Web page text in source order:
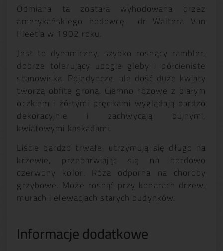
Odmiana ta została wyhodowana przez
amerykańskiego hodowcę dr Waltera Van
Fleet’a w 1902 roku.
Jest to dynamiczny, szybko rosnący rambler,
dobrze tolerujący ubogie gleby i półcieniste
stanowiska. Pojedyncze, ale dość duże kwiaty
tworzą obfite grona. Ciemno różowe z białym
oczkiem i żółtymi pręcikami wyglądają bardzo
dekoracyjnie i zachwycają bujnymi,
kwiatowymi kaskadami.
Liście bardzo trwałe, utrzymują się długo na
krzewie, przebarwiając się na bordowo
czerwony kolor. Róża odporna na choroby
grzybowe. Może rosnąć przy konarach drzew,
murach i elewacjach starych budynków.
Informacje dodatkowe